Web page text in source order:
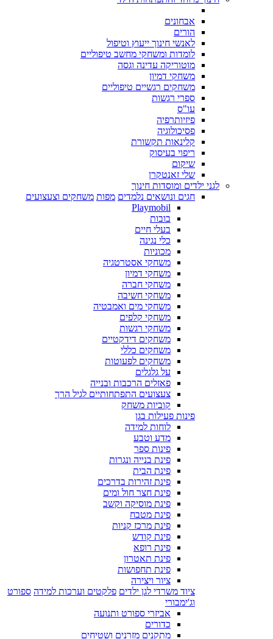
אבחונים
הורים
לאנשי חינוך ייעוץ וטיפול
לומדות ומשחקי מחשב טיפוליים
מוטוריקה עדינה וגסה
משחקי דמיון
משחקים רגשיים טיפוליים
ספרי רגשות
עו"ס
פיזיותרפיה
פסיכולוגיה
קלינאות תקשורת
ריפוי בעיסוק
שיקום
שלי זאנטקרן
לגני ילדים ומוסדות חינוך
חגים ונושאים נלמדים מפות משחקים וצעצועים
Playmobil
בובות
בעלי חיים
כלי נגינה
מכוניות
משחקי אסטרטגיה
משחקי דמיון
משחקי חברה
משחקי חשיבה
משחקי מים ואמבטיה
משחקי קלפים
משחקי רגשות
משחקים דידקטיים
משחקים כללי
משחקים לפעוטות
על גלגלים
פאזלים הרכבות ובנייה
צעצועים התפתחותיים לגיל הרך
קוביות משחק
פינות פעילות בגן
לוחות למידה
מדע וטבע
פינות ספר
פינת בנייה ונגרות
פינת הבית
פינת זהירות בדרכים
פינת חצר חול ומים
פינת מוסיקה וקשב
פינת מטבח
פינת מרכז קניות
פינת קודש
פינת רופא
פינת תאטרון
פינת תחפושות
ציור ויצירה
ציוד משרדי לגן ילדים פלקטים וערכות למידה ספורט
וג'ימבורי
אביזרי ספורט ותנועה
כדורים
מתקנים מזרנים ושטיחים